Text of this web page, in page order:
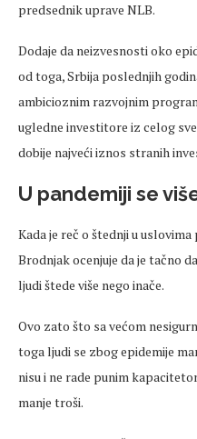
predsednik uprave NLB.
Dodaje da neizvesnosti oko
od toga, Srbija poslednjih
ambicioznim razvojnim
ugledne investitore iz celog
dobije najveći iznos stranih
U pandemiji se
Kada je reč o štednji u
Brodnjak ocenjuje da je tačno
ljudi štede više nego inače.
Ovo zato što sa većom
toga ljudi se zbog epidemije
nisu i ne rade punim
manje troši.